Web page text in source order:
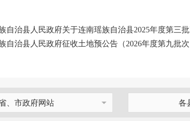
自治县人民政府关于连南瑶族自治县2025年度第三
自治县人民政府征收土地预公告（2026年度第九批次
、市政府网站 各